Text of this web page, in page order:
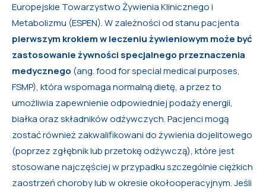
Europejskie Towarzystwo Żywienia Klinicznego i
Metabolizmu (ESPEN). W zależności od stanu pacjenta
pierwszym krokiem w leczeniu żywieniowym może być
zastosowanie żywności specjalnego przeznaczenia
medycznego (ang. food for special medical purposes,
FSMP), która wspomaga normalną dietę, a przez to
umożliwia zapewnienie odpowiedniej podaży energii,
białka oraz składników odżywczych. Pacjenci mogą
zostać również zakwalifikowani do żywienia dojelitowego
(poprzez zgłębnik lub przetokę odżywczą), które jest
stosowane najczęściej w przypadku szczególnie ciężkich
zaostrzeń choroby lub w okresie okołooperacyjnym. Jeśli